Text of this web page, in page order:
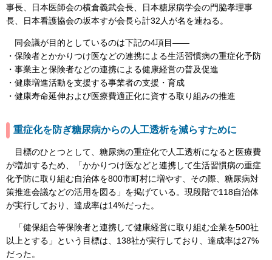
事長、日本医師会の横倉義武会長、日本糖尿病学会の門脇孝理事
長、日本看護協会の坂本すが会長ら計32人が名を連ねる。
同会議が目的としているのは下記の4項目――
・保険者とかかりつけ医などの連携による生活習慣病の重症化予防
・事業主と保険者などの連携による健康経営の普及促進
・健康増進活動を支援する事業者の支援・育成
・健康寿命延伸および医療費適正化に資する取り組みの推進
重症化を防ぎ糖尿病からの人工透析を減らすために
目標のひとつとして、糖尿病の重症化で人工透析になると医療費
が増加するため、「かかりつけ医などと連携して生活習慣病の重症
化予防に取り組む自治体を800市町村に増やす、その際、糖尿病対
策推進会議などの活用を図る」を掲げている。現段階で118自治体
が実行しており、達成率は14%だった。
「健保組合等保険者と連携して健康経営に取り組む企業を500社
以上とする」という目標は、138社が実行しており、達成率は27%
だった。